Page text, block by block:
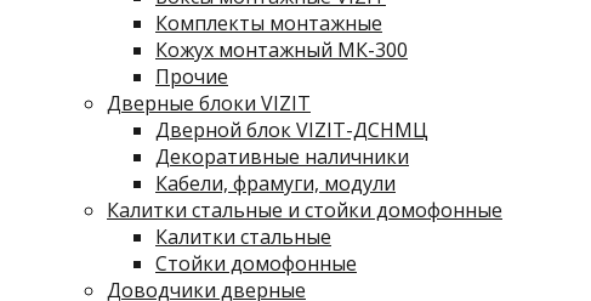
Комплекты монтажные
Кожух монтажный МК-300
Прочие
Дверные блоки VIZIT
Дверной блок VIZIT-ДСНМЦ
Декоративные наличники
Кабели, фрамуги, модули
Калитки стальные и стойки домофонные
Калитки стальные
Стойки домофонные
Доводчики дверные